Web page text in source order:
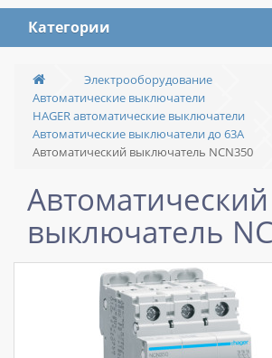
Категории
Электрооборудование
Автоматические выключатели
HAGER автоматические выключатели
Автоматические выключатели до 63А
Автоматический выключатель NCN350
Автоматический
выключатель